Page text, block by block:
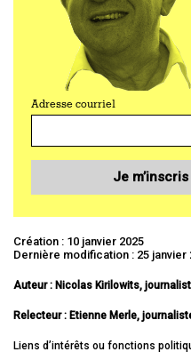
Adresse courriel
Je
Création : 10 janvier 2025
Dernière modification : 25 janvier
Auteur : Nicolas Kirilowits,
Relecteur : Etienne Merle,
Liens d’intérêts ou fonctions